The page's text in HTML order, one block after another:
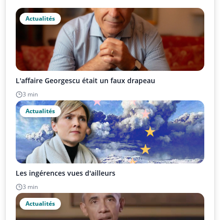
Actualités
L'affaire Georgescu était un faux drapeau
3 min
Actualités
Les ingérences vues d'ailleurs
3 min
Actualités